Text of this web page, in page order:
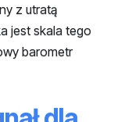
z utratą
jest skala tego
barometr